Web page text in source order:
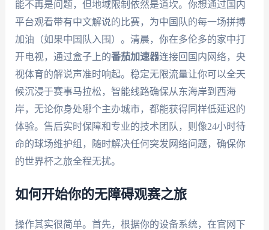
能不再是问题，但地域限制依然是道坎。你想通过国内
平台观看带有中文解说的比赛，为中国队的每一场拼搏
加油（如果中国队入围）。清晨，你在多伦多的家中打
开电视，通过盒子上的番茄加速器连接回国内网络，央
视体育的解说声准时响起。稳定无限流量让你可以全天
候沉浸于赛事马拉松，智能线路确保从东海岸到西海
岸，无论你身处哪个主办城市，都能获得同样低延迟的
体验。售后实时保障和专业的技术团队，则像24小时待
命的球场维护组，随时解决任何突发网络问题，确保你
的世界杯之旅全程无扰。
如何开始你的无障碍观赛之旅
操作其实很简单。首先，根据你的设备系统，在官网下